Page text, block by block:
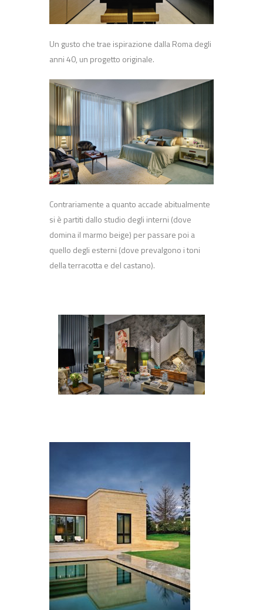
Un gusto che trae ispirazione dalla Roma degli
anni 40, un progetto originale.
Contrariamente a quanto accade abitualmente
si è partiti dallo studio degli interni (dove
domina il marmo beige) per passare poi a
quello degli esterni (dove prevalgono i toni
della terracotta e del castano).